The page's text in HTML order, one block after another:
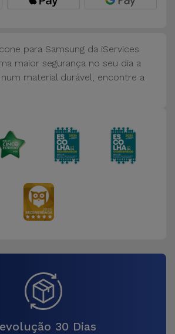
para Samsung da iServices
maior segurança no seu dia a
material durável, encontre a
30 Dias